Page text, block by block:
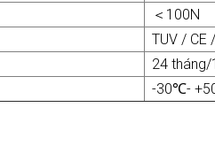
＜100N
TUV / CE
24
-30℃-